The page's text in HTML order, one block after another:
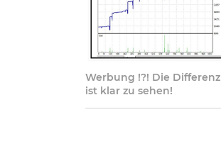
Werbung !?! Die Differenz
ist klar zu sehen!